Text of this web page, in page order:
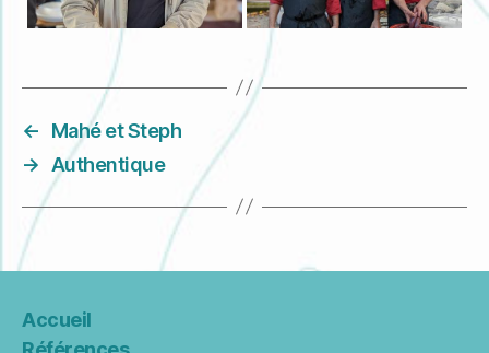
←
Mahé et Steph
→
Authentique
Accueil